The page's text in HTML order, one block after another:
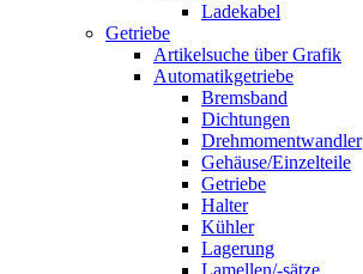
Ladekabel
Getriebe
Artikelsuche über Grafik
Automatikgetriebe
Bremsband
Dichtungen
Drehmomentwandler
Gehäuse/Einzelteile
Getriebe
Halter
Kühler
Lagerung
Lamellen/-sätze